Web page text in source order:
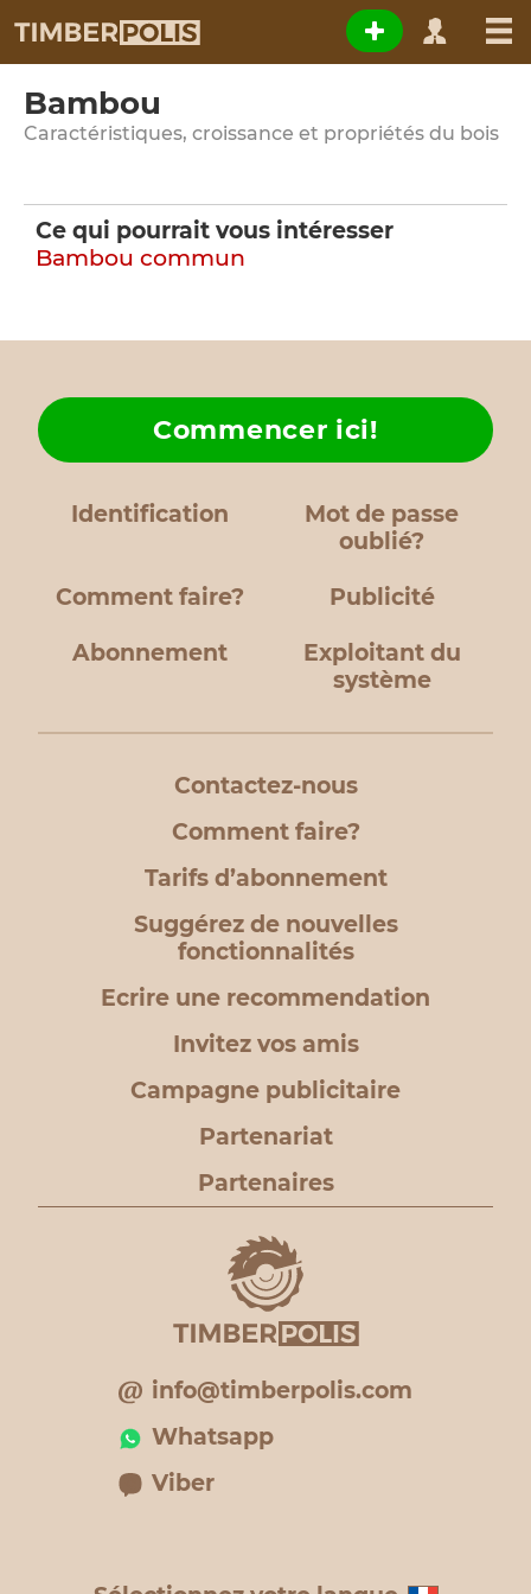
Bambou
Caractéristiques, croissance et propriétés du bois
Ce qui pourrait vous intéresser
Bambou commun
Identification
Mot de passe
oublié?
Comment faire?
Commencer ici!
Publicité
Abonnement
Exploitant du
système
Contactez-nous
Comment faire?
Tarifs d’abonnement
Suggérez de nouvelles
fonctionnalités
Ecrire une recommendation
Invitez vos amis
Campagne publicitaire
Partenariat
Partenaires
info@timberpolis.com
Whatsapp
Viber